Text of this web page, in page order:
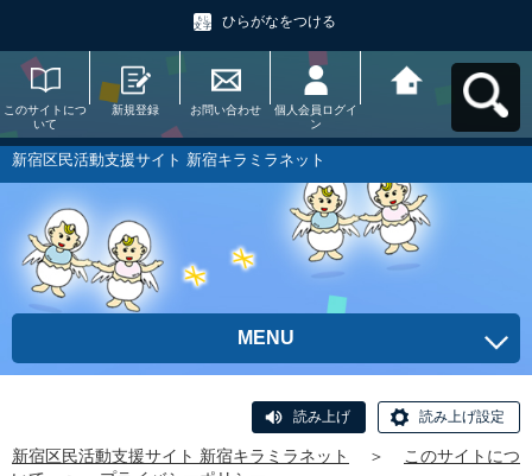
ひらがなをつける
このサイトにつ
いて
新規登録 お問い合わせ
個人会員ログイ
ン
ラミラネットへ
新宿区民活動支援サイト 新宿キラミラネット
MENU
読み上げ 読み上げ設定
新宿区民活動支援サイト 新宿キラミラネット ＞
このサイトにつ